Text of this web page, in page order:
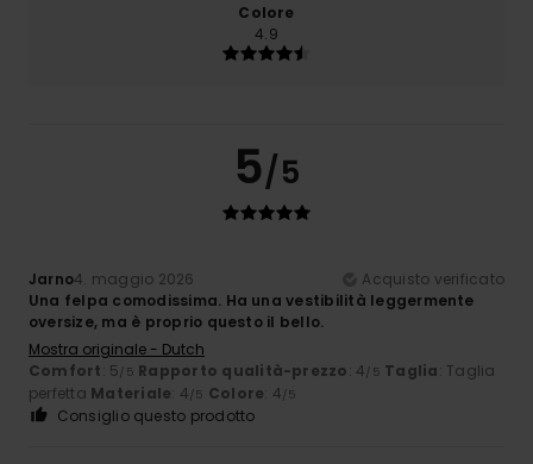
Colore
4.9
5/5
Jarno4. maggio 2026
Acquisto verificato
Una felpa comodissima. Ha una vestibilità leggermente
oversize, ma è proprio questo il bello.
Mostra originale - Dutch
Comfort: 5 /5 Rapporto qualità-prezzo: 4 /5 Taglia: Taglia
perfetta Materiale: 4 /5 Colore: 4 /5
Consiglio questo prodotto